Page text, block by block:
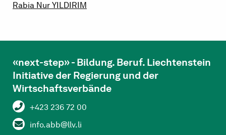
Rabia Nur YILDIRIM
«next-step» - Bildung. Beruf. Liechtenstein
Initiative der Regierung und der
Wirtschaftsverbände
+423 236 72 00
info.abb@llv.li